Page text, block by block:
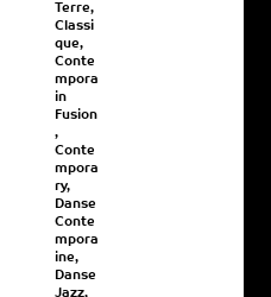
Terre,
Classi
que,
Conte
mpora
in
Fusion
,
Conte
mpora
ry,
Danse
Conte
mpora
ine,
Danse
Jazz,